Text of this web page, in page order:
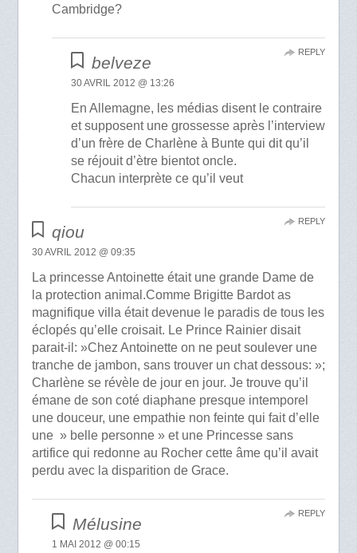
Cambridge?
belveze
30 AVRIL 2012 @ 13:26
En Allemagne, les médias disent le contraire
et supposent une grossesse après l’interview
d’un frère de Charlène à Bunte qui dit qu’il
se réjouit d’ètre bientot oncle.
Chacun interprète ce qu’il veut
REPLY
qiou
30 AVRIL 2012 @ 09:35
La princesse Antoinette était une grande Dame de
la protection animal.Comme Brigitte Bardot as
magnifique villa était devenue le paradis de tous les
éclopés qu’elle croisait. Le Prince Rainier disait
parait-il: »Chez Antoinette on ne peut soulever une
tranche de jambon, sans trouver un chat dessous: »;
Charlène se révèle de jour en jour. Je trouve qu’il
émane de son coté diaphane presque intemporel
une douceur, une empathie non feinte qui fait d’elle
une » belle personne » et une Princesse sans
artifice qui redonne au Rocher cette âme qu’il avait
perdu avec la disparition de Grace.
REPLY
Mélusine
1 MAI 2012 @ 00:15
REPLY